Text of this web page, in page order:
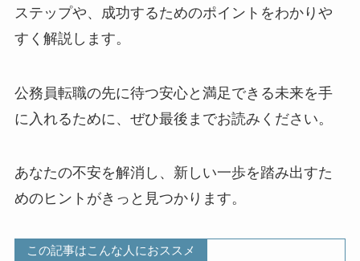
ステップや、成功するためのポイントをわかりや
すく解説します。
公務員転職の先に待つ安心と満足できる未来を手
に入れるために、ぜひ最後までお読みください。
あなたの不安を解消し、新しい一歩を踏み出すた
めのヒントがきっと見つかります。
この記事はこんな人におススメ